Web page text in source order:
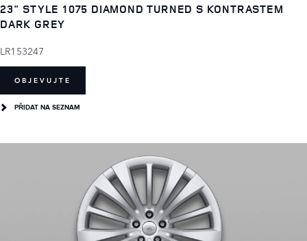
23" STYLE 1075 DIAMOND TURNED S KONTRASTEM
DARK GREY
LR153247
OBJEVUJTE
PŘIDAT NA SEZNAM